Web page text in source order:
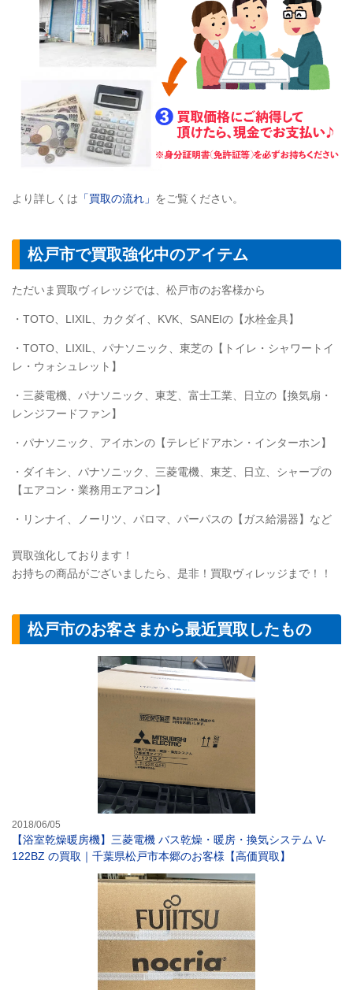
より詳しくは 「買取の流れ」 をご覧ください。
松戸市で買取強化中のアイテム
ただいま買取ヴィレッジでは、松戸市のお客様から
・TOTO、LIXIL、カクダイ、KVK、SANEIの【水栓金具】
・ TOTO、LIXIL、パナソニック、東芝の【トイレ・シャワートイ
レ・ウォシュレット】
・三菱電機、パナソニック、東芝、富士工業、日立の【換気扇・
レンジフードファン】
・パナソニック、アイホンの【テレビドアホン・インターホン】
・ダイキン、パナソニック、三菱電機、東芝、日立、シャープの
【エアコン・業務用エアコン】
・リンナイ、ノーリツ、パロマ、パーパスの【ガス給湯器】など
買取強化しております！
お持ちの商品がございましたら、是非！買取ヴィレッジまで！！
松戸市のお客さまから最近買取したもの
2018/06/05
【浴室乾燥暖房機】三菱電機 バス乾燥・暖房・換気システム V-
122BZ の買取｜千葉県松戸市本郷のお客様【高価買取】